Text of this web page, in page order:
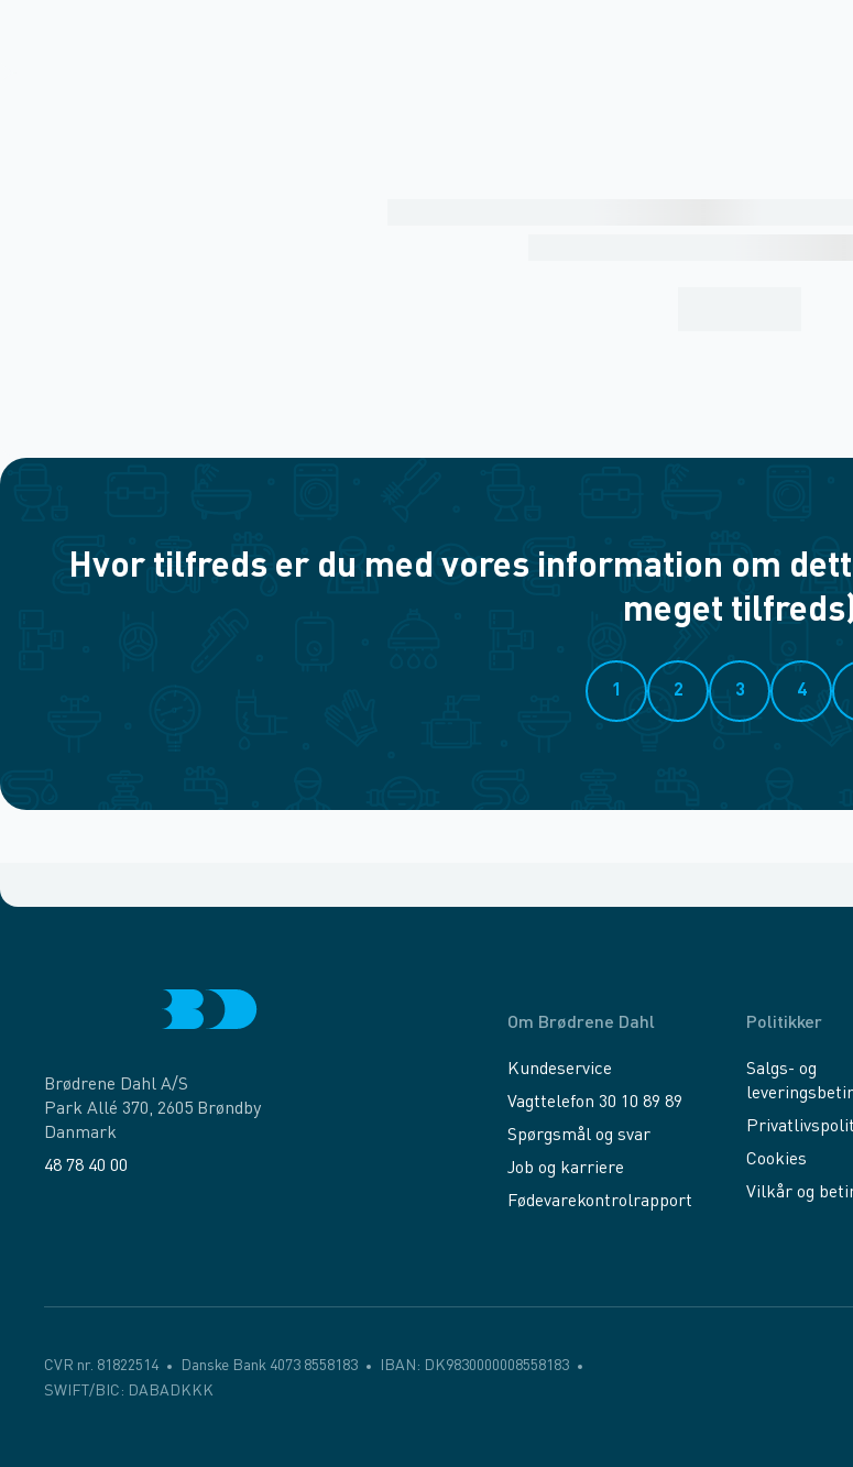
Hvor tilfreds er du med vores information om
meget
1 2 3 4
Brødrene Dahl A/S
Park Allé 370, 2605 Brøndby
Danmark
48 78 40 00
Om Brødrene Dahl
Kundeservice
Vagttelefon 30 10 89 89
Spørgsmål og svar
Job og karriere
Fødevarekontrolrapport
Politikker
Salgs- og
Cookies
Vilkår og
CVR nr. 81822514 Danske Bank 4073 8558183
IBAN: DK9830000008558183
SWIFT/BIC: DABADKKK